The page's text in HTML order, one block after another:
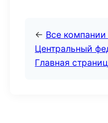
← Все компании
Центральный
Главная